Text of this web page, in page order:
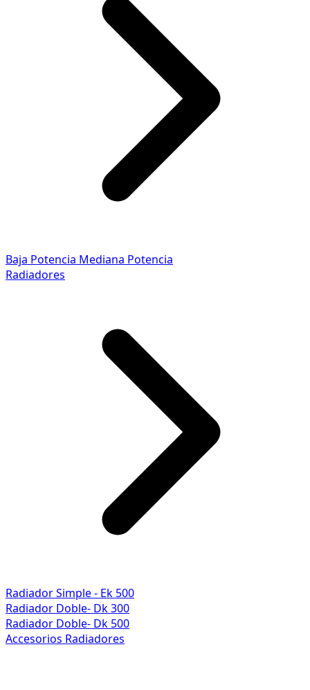
Baja Potencia Mediana Potencia
Radiadores
Radiador Simple - Ek 500
Radiador Doble- Dk 300
Radiador Doble- Dk 500
Accesorios Radiadores